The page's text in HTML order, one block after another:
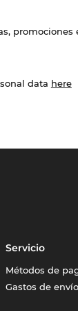
data here
Servicio
Métodos de
Gastos de envío